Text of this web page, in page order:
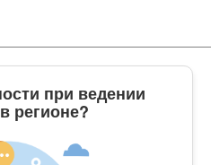
при ведении
регионе?